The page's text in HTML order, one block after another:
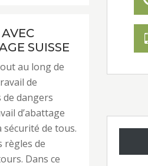
SUISSE
au long de
de
dangers
d’abattage
sécurité de tous.
règles de
Dans ce